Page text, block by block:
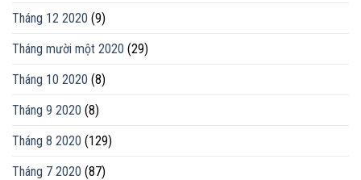
Tháng 12 2020 (9)
Tháng mười một 2020 (29)
Tháng 10 2020 (8)
Tháng 9 2020 (8)
Tháng 8 2020 (129)
Tháng 7 2020 (87)